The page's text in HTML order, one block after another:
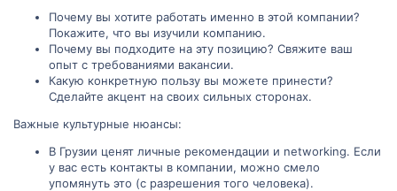
Почему вы хотите работать именно в этой компании?
Покажите, что вы изучили компанию.
Почему вы подходите на эту позицию? Свяжите ваш
опыт с требованиями вакансии.
Какую конкретную пользу вы можете принести?
Сделайте акцент на своих сильных сторонах.
Важные культурные нюансы:
В Грузии ценят личные рекомендации и networking. Если
у вас есть контакты в компании, можно смело
упомянуть это (с разрешения того человека).